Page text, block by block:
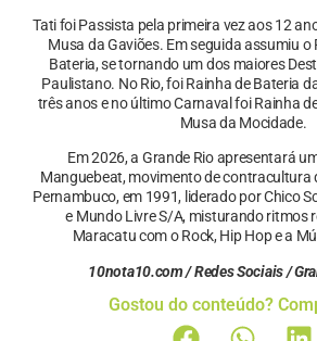
Tati foi Passista pela primeira vez aos 12
Musa da Gaviões. Em seguida assumiu o
Bateria, se tornando um dos maiores
Paulistano. No Rio, foi Rainha de Bateria
três anos e no último Carnaval foi Rainha
Musa da Mocidade.
Em 2026, a Grande Rio apresentará
Manguebeat, movimento de contracultura
Pernambuco, em 1991, liderado por Chico
e Mundo Livre S/A, misturando ritmos
Maracatu com o Rock, Hip Hop e a
10nota10.com / Redes Sociais /
Gostou do conteúdo?